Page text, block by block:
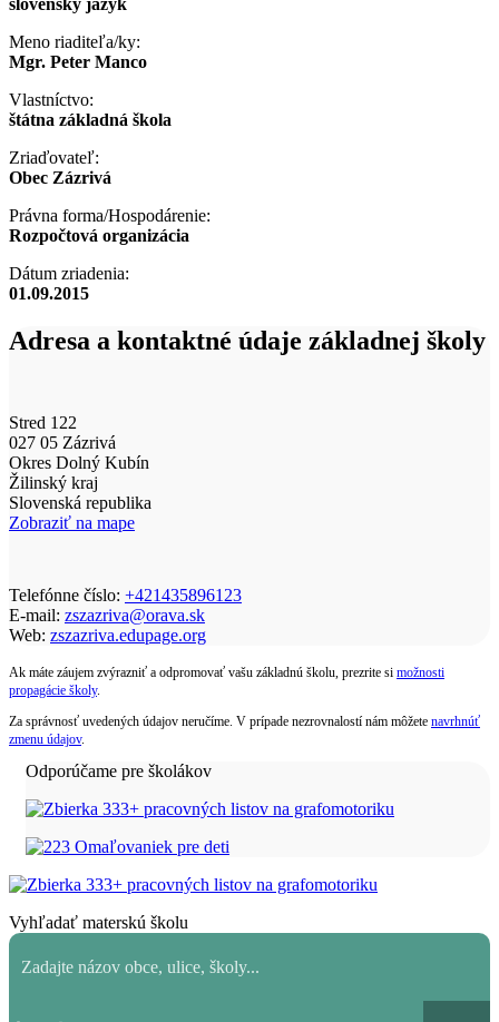
Meno riaditeľa/ky:
Mgr. Peter Manco
Vlastníctvo:
štátna základná škola
Zriaďovateľ:
Obec Zázrivá
Právna forma/Hospodárenie:
Rozpočtová organizácia
Dátum zriadenia:
01.09.2015
Adresa a kontaktné údaje základnej školy
Stred 122
027 05 Zázrivá
Okres Dolný Kubín
Žilinský kraj
Slovenská republika
Zobraziť na mape
Telefónne číslo: +421435896123
E-mail: zszazriva@orava.sk
Web: zszazriva.edupage.org
Ak máte záujem zvýrazniť a odpromovať vašu základnú školu, prezrite si možnosti
propagácie školy.
Za správnosť uvedených údajov neručíme. V prípade nezrovnalostí nám môžete navrhnúť
zmenu údajov.
Odporúčame pre školákov
Vyhľadať materskú školu